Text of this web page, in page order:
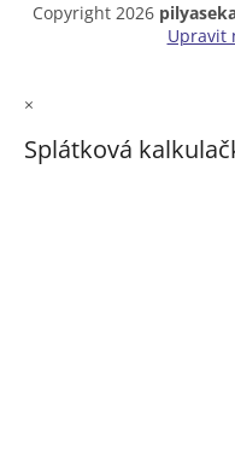
Copyright 2026
Upravit
×
Splátková